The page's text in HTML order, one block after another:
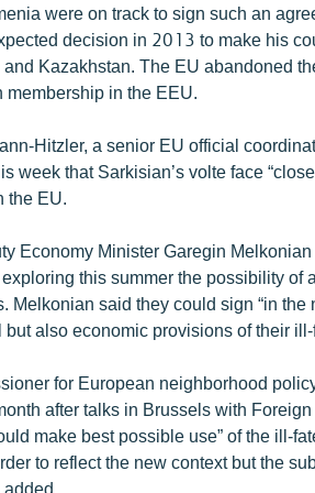
were on track to sign such an
decision in 2013 to make his
Kazakhstan. The EU abandoned
membership in the EEU.
Hitzler, a senior EU official
week that Sarkisian’s volte face
the EU.
Economy Minister Garegin
this summer the possibility of
Melkonian said they could sign “in the
also economic provisions of their
for European neighborhood
after talks in Brussels with
make best possible use” of the ill-
to reflect the new context but the